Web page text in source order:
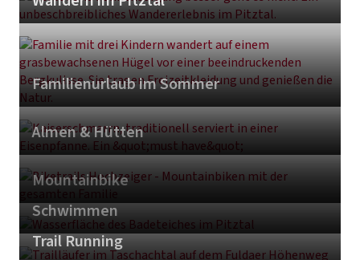
Familienurlaub im Sommer
Almen & Hütten
Mountainbike
Schwimmen
Trail Running